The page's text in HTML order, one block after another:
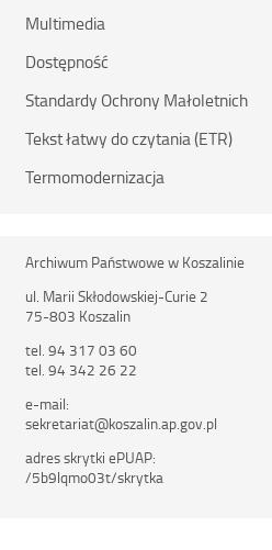
Multimedia
Dostępność
Standardy Ochrony Małoletnich
Tekst łatwy do czytania (ETR)
Termomodernizacja
Archiwum Państwowe w Koszalinie
ul. Marii Skłodowskiej-Curie 2
75-803 Koszalin
tel. 94 317 03 60
tel. 94 342 26 22
e-mail:
sekretariat@koszalin.ap.gov.pl
adres skrytki ePUAP:
/5b9lqmo03t/skrytka